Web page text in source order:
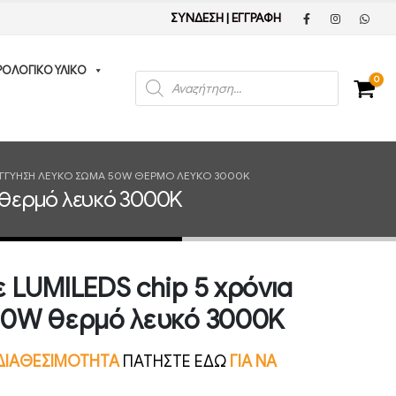
ΣΥΝΔΕΣΗ| ΕΓΓΡΑΦΗ
ΥΛΙΚΟ
Products
search
0
ΕΓΓΎΗΣΗ ΛΕΥΚΌ ΣΏΜΑ 50W ΘΕΡΜΌ ΛΕΥΚΌ 3000K
λευκό 3000K
chip 5 χρόνια
θερμό λευκό 3000K
ΠΑΤΗΣΤΕ ΕΔΩ ΓΙΑ ΝΑ